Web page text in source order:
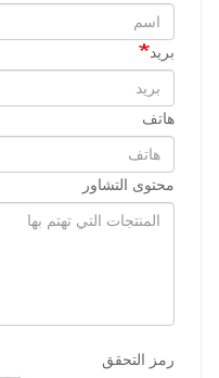
بريد
هاتف
محتوى التشاور
رمز التحقق